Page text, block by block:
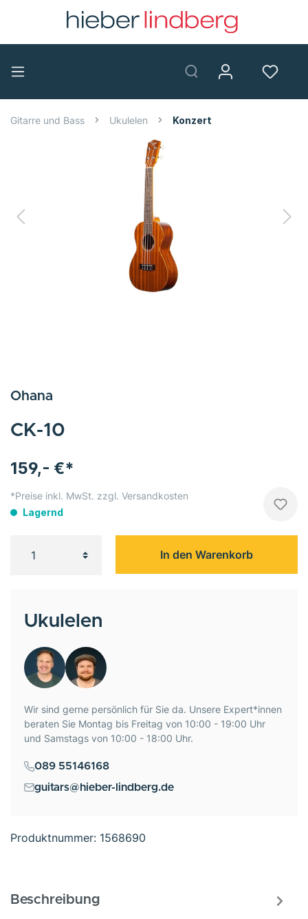
Gitarre und Bass Ukulelen Konzert
159,- €*
*Preise inkl. MwSt. zzgl. Versandkosten
Lagernd
In den Warenkorb
Ohana
Produktnummer: 1568690
CK-10
Ukulelen
Wir sind gerne persönlich für Sie da. Unsere Expert*innen
beraten Sie Montag bis Freitag von 10:00 - 19:00 Uhr
und Samstags von 10:00 - 18:00 Uhr.
089 55146168
guitars@hieber-lindberg.de
Beschreibung